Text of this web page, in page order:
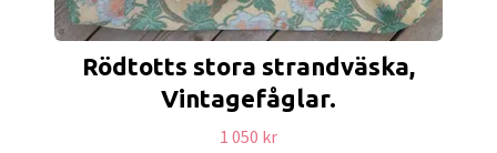
Rödtotts stora strandväska,
Vintagefåglar.
1 050 kr